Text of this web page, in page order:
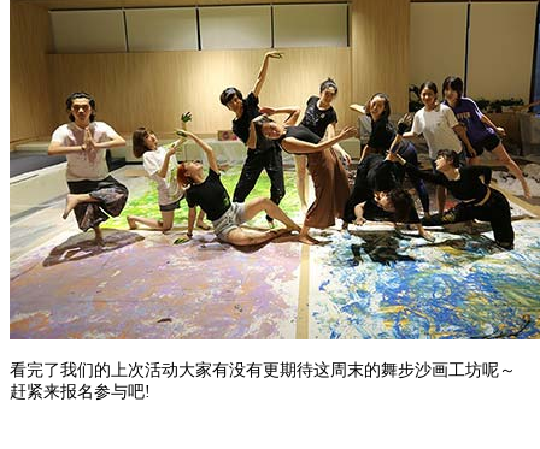
看完了我们的上次活动大家有没有更期待这周末的舞步沙画工坊呢～
赶紧来报名参与吧!